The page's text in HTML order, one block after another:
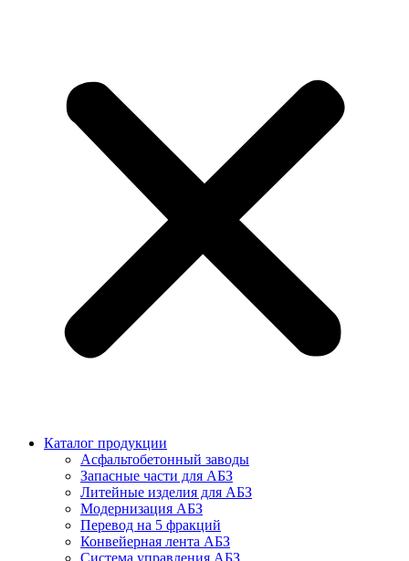
Каталог продукции
Асфальтобетонный заводы
Запасные части для АБЗ
Литейные изделия для АБЗ
Модернизация АБЗ
Перевод на 5 фракций
Конвейерная лента АБЗ
Система управления АБЗ